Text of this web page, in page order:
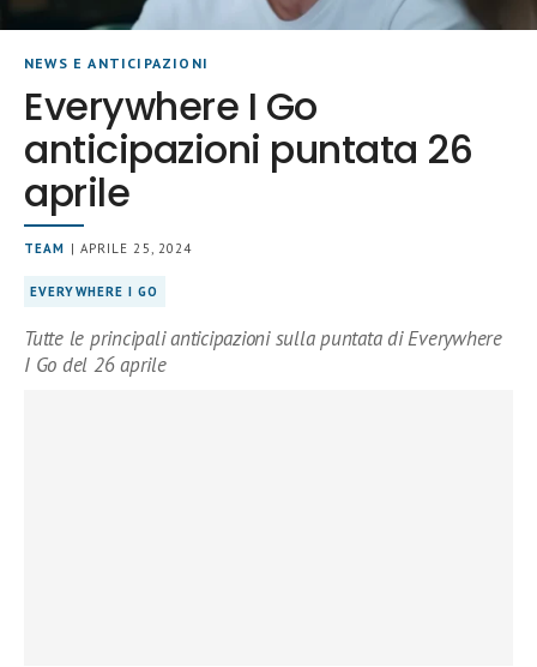
NEWS E ANTICIPAZIONI
Everywhere I Go
anticipazioni puntata 26
aprile
TEAM | APRILE 25, 2024
EVERYWHERE I GO
Tutte le principali anticipazioni sulla puntata di Everywhere
I Go del 26 aprile